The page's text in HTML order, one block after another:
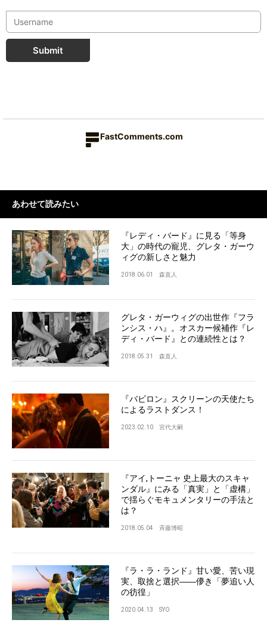
Submit
FastComments.com
あわせて読みたい
『レディ・バード』に見る「等身
大」の時代の寵児、グレタ・ガーウ
ィグの新しさと魅力
2018.06.01 森直人
グレタ・ガーウィグの出世作『フラ
ンシス・ハ』。オスカー候補作『レ
ディ・バード』との連続性とは？
2018.05.31 森直人
『バビロン』スクリーンの天使たち
によるラストダンス！
2023.02.10 宮代大嗣
『アイ,トーニャ 史上最大のスキャ
ンダル』にみる「真実」と「虚構」
で揺らぐモキュメンタリーの手法と
は？
2018.05.04 斉藤博昭
『ラ・ラ・ランド』甘い愛、苦い現
実、取捨と選択――儚き「夢追い人
の彷徨」
2020.04.13 SYO